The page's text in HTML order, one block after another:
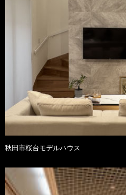
秋田市桜台モデルハウス